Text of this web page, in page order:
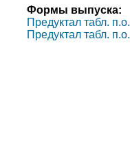
Формы выпуска:
Предуктал табл.
Предуктал табл.